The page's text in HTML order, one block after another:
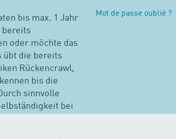
bis max. 1 Jahr
bereits
oder möchte das
übt die bereits
Rückencrawl,
bis die
sinnvolle
bei
ein Elternteil
auf, es
Mot de passe oublié ?